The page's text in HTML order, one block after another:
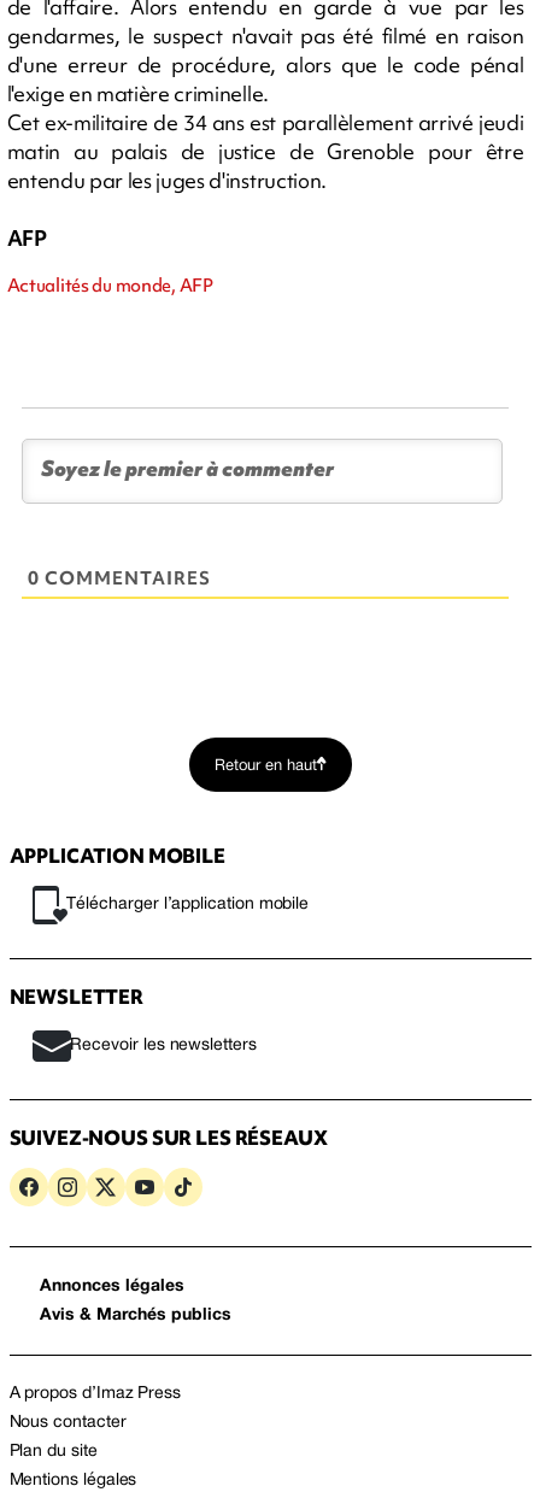
de l'affaire. Alors entendu en garde à vue par les
gendarmes, le suspect n'avait pas été filmé en raison
d'une erreur de procédure, alors que le code pénal
l'exige en matière criminelle.
Cet ex-militaire de 34 ans est parallèlement arrivé jeudi
matin au palais de justice de Grenoble pour être
entendu par les juges d'instruction.
AFP
Actualités du monde, AFP
0 COMMENTAIRES
Retour en haut
APPLICATION MOBILE
Télécharger l’application mobile
NEWSLETTER
Recevoir les newsletters
SUIVEZ-NOUS SUR LES RÉSEAUX
Annonces légales
Avis & Marchés publics
A propos d’Imaz Press
Nous contacter
Plan du site
Mentions légales